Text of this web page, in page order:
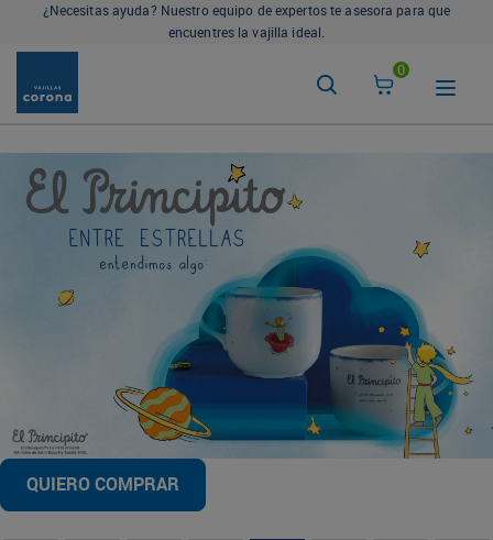
¿Necesitas ayuda? Nuestro equipo de expertos te asesora para que
encuentres la vajilla ideal.
0
QUIERO COMPRAR